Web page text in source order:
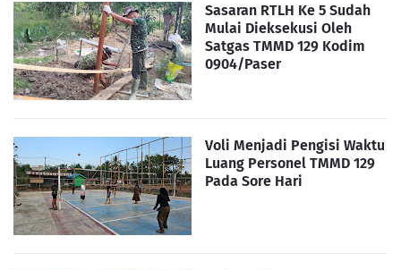
Sasaran RTLH Ke 5 Sudah
Mulai Dieksekusi Oleh
Satgas TMMD 129 Kodim
0904/Paser
Voli Menjadi Pengisi Waktu
Luang Personel TMMD 129
Pada Sore Hari